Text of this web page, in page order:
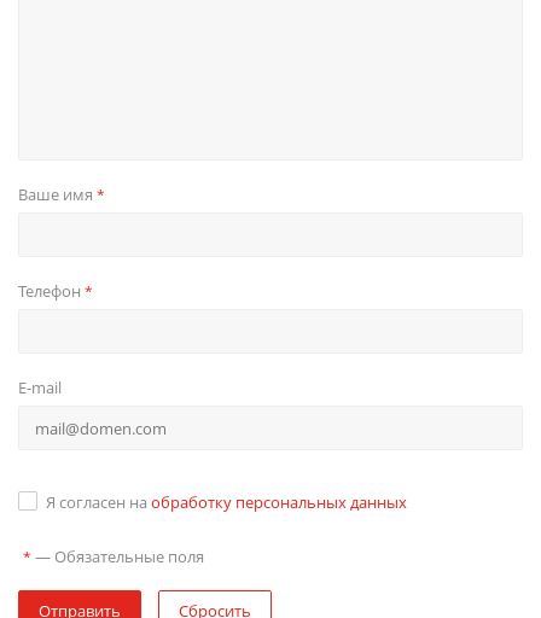
Ваше имя *
Телефон *
E-mail
Я согласен на обработку персональных данных
* — Обязательные поля
Отправить Сбросить